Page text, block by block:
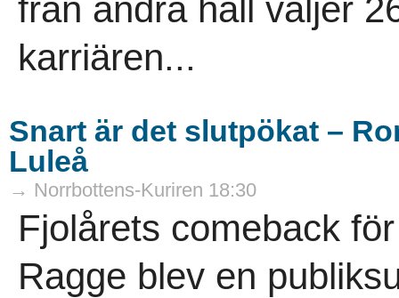
från andra håll väljer
karriären...
Snart är det slutpökat –
Luleå
→ Norrbottens-Kuriren 18:30
Fjolårets comeback
Ragge blev en